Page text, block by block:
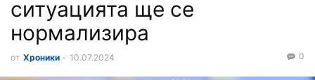
ситуацията ще се
нормализира
от Хроники - 10.07.2024 0